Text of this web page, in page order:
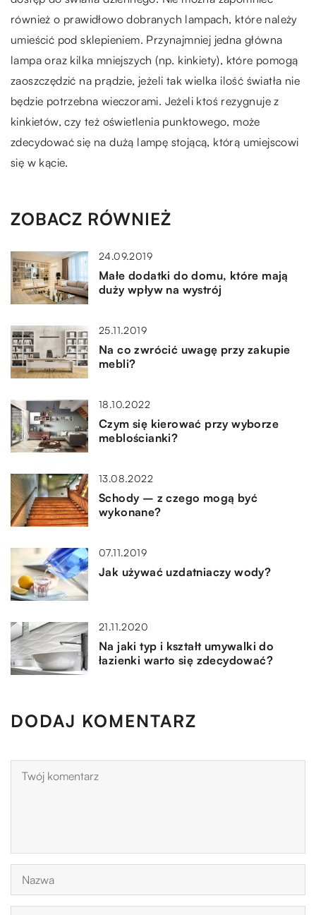
również o prawidłowo dobranych lampach, które należy
umieścić pod sklepieniem. Przynajmniej jedna główna
lampa oraz kilka mniejszych (np. kinkiety), które pomogą
zaoszczędzić na prądzie, jeżeli tak wielka ilość światła nie
będzie potrzebna wieczorami. Jeżeli ktoś rezygnuje z
kinkietów, czy też oświetlenia punktowego, może
zdecydować się na dużą lampę stojącą, którą umiejscowi
się w kącie.
ZOBACZ RÓWNIEŻ
24.09.2019
Małe dodatki do domu, które mają
duży wpływ na wystrój
25.11.2019
Na co zwrócić uwagę przy zakupie
mebli?
18.10.2022
Czym się kierować przy wyborze
meblościanki?
13.08.2022
Schody – z czego mogą być
wykonane?
07.11.2019
Jak używać uzdatniaczy wody?
21.11.2020
Na jaki typ i kształt umywalki do
łazienki warto się zdecydować?
DODAJ KOMENTARZ